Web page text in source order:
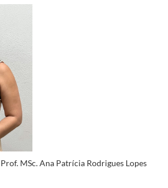
Prof. MSc. Ana Patrícia Rodrigues Lopes